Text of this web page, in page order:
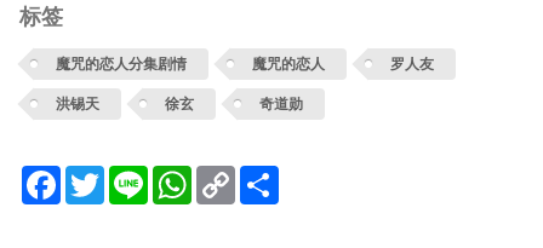
标签
魔咒的恋人分集剧情 魔咒的恋人 罗人友
洪锡天 徐玄 奇道勋
Facebook
TwitterLine WhatsApp
Copy
Link